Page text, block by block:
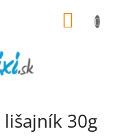
lišajník 30g